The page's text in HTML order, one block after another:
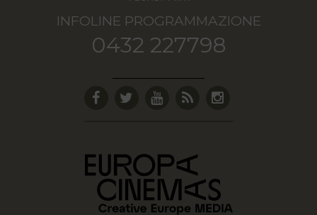
INFOLINE PROGRAMMAZIONE
0432 227798